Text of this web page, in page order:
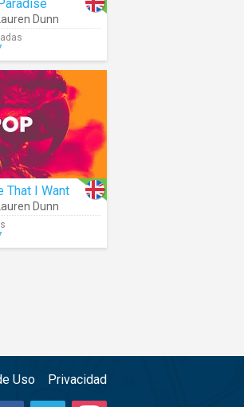
Lauren Dunn
That I Want
Lauren Dunn
Uso Privacidad